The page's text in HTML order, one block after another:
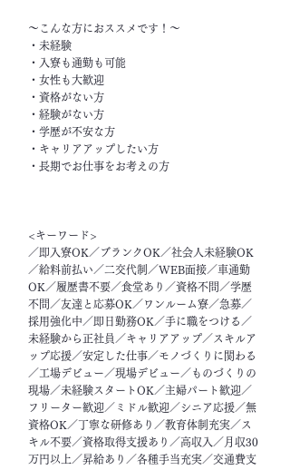
～こんな方におススメです！～
・未経験
・入寮も通勤も可能
・女性も大歓迎
・資格がない方
・経験がない方
・学歴が不安な方
・キャリアアップしたい方
・長期でお仕事をお考えの方
<キーワード>
／即入寮OK／ブランクOK／社会人未経験OK
／給料前払い／二交代制／WEB面接／車通勤
OK／履歴書不要／食堂あり／資格不問／学歴
不問／友達と応募OK／ワンルーム寮／急募／
採用強化中／即日勤務OK／手に職をつける／
未経験から正社員／キャリアアップ／スキルア
ップ応援／安定した仕事／モノづくりに関わる
／工場デビュー／現場デビュー／ものづくりの
現場／未経験スタートOK／主婦パート歓迎／
フリーター歓迎／ミドル歓迎／シニア応援／無
資格OK／丁寧な研修あり／教育体制充実／ス
キル不要／資格取得支援あり／高収入／月収30
万円以上／昇給あり／各種手当充実／交通費支